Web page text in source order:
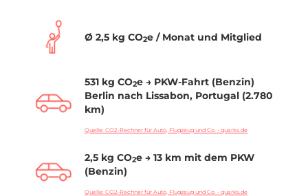
Ø 2,5 kg CO2e / Monat und Mitglied
531 kg CO2e → PKW-Fahrt (Benzin)
Berlin nach Lissabon, Portugal (2.780
km)
Quelle: CO2-Rechner für Auto, Flugzeug und Co. - quarks.de
2,5 kg CO2e → 13 km mit dem PKW
(Benzin)
Quelle: CO2-Rechner für Auto, Flugzeug und Co. - quarks.de